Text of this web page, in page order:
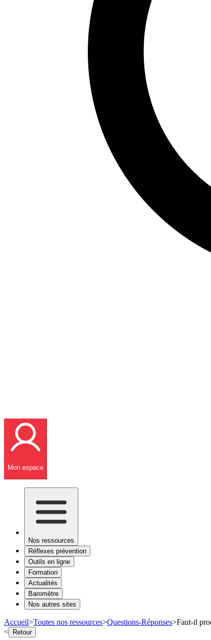
Mon espace
Nos ressources
Réflexes prévention
Outils en ligne
Formation
Actualités
Baromètre
Nos autres sites
Accueil>Toutes nos ressources>Questions-Réponses>Faut-il
< Retour